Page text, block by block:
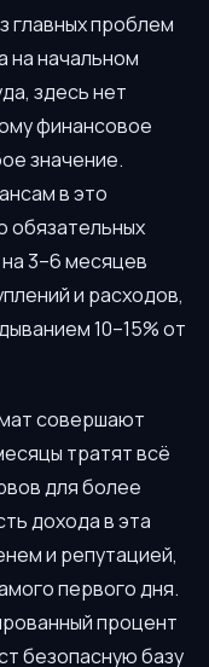
главных проблем
на начальном
здесь нет
финансовое
значение.
в это
обязательных
3–6 месяцев
и расходов,
10–15% от
совершают
тратят всё
для более
дохода в эта
и репутацией,
первого дня.
процент
безопасную базу